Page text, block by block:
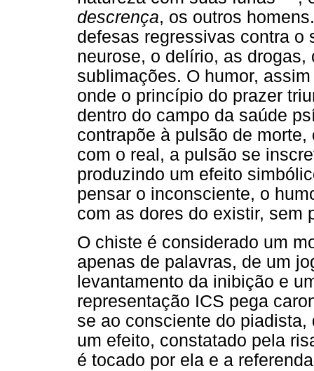
descrença, os outros
defesas regressivas contra o
neurose, o delírio, as
sublimações. O humor,
onde o princípio do prazer
dentro do campo da saúde
contrapõe à pulsão de
com o real, a pulsão se
produzindo um efeito
pensar o inconsciente, o
com as dores do existir, sem
O chiste é considerado um
apenas de palavras, de um
levantamento da inibição e
representação ICS pega
se ao consciente do
um efeito, constatado pela
é tocado por ela e a